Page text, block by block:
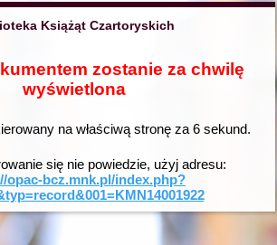
Książąt Czartoryskich
zostanie za chwilę
wyświetlona
na właściwą stronę za 6sekund.
się nie powiedzie, użyj adresu:
opac-bcz.mnk.pl/index.php?